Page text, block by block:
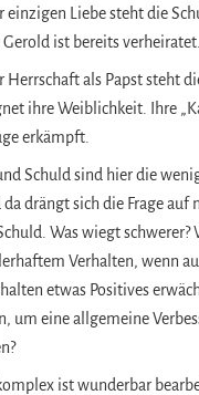
einzigen Liebe steht die
ist bereits verheiratet.
als Papst steht
ihre Weiblichkeit. Ihre
erkämpft.
Schuld sind hier die
drängt sich die Frage auf
Was wiegt schwerer?
Verhalten, wenn
etwas Positives
um eine allgemeine
ist wunderbar